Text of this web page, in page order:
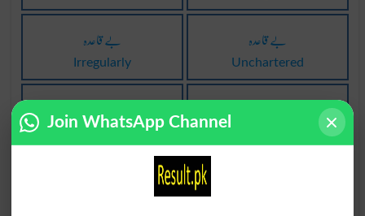
بے قاعدہ
Irregularly
بے قاعدہ
Unchartered
بے قاعدہ بے قاعدہ Join WhatsApp Channel